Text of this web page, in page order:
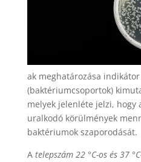
ak meghatározása
(baktériumcsoportok)
melyek jelenléte jelzi, hogy
uralkodó körülmények
baktériumok szaporodását.
A telepszám 22 °C-os és 37